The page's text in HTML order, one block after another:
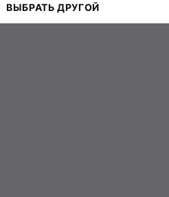
ВЫБРАТЬ ДРУГОЙ